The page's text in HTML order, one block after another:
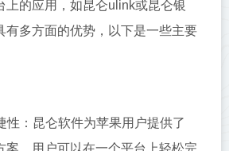
上的应用，如昆仑ulink或昆仑银
有多方面的优势，以下是一些主要
性：昆仑软件为苹果用户提供了
案，用户可以在一个平台上轻松完